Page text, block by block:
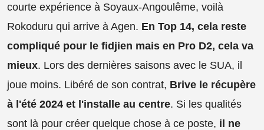
courte expérience à Soyaux-Angoulême, voilà
Rokoduru qui arrive à Agen. En Top 14, cela reste
compliqué pour le fidjien mais en Pro D2, cela va
mieux. Lors des dernières saisons avec le SUA, il
joue moins. Libéré de son contrat, Brive le récupère
à l'été 2024 et l'installe au centre. Si les qualités
sont là pour créer quelque chose à ce poste, il ne